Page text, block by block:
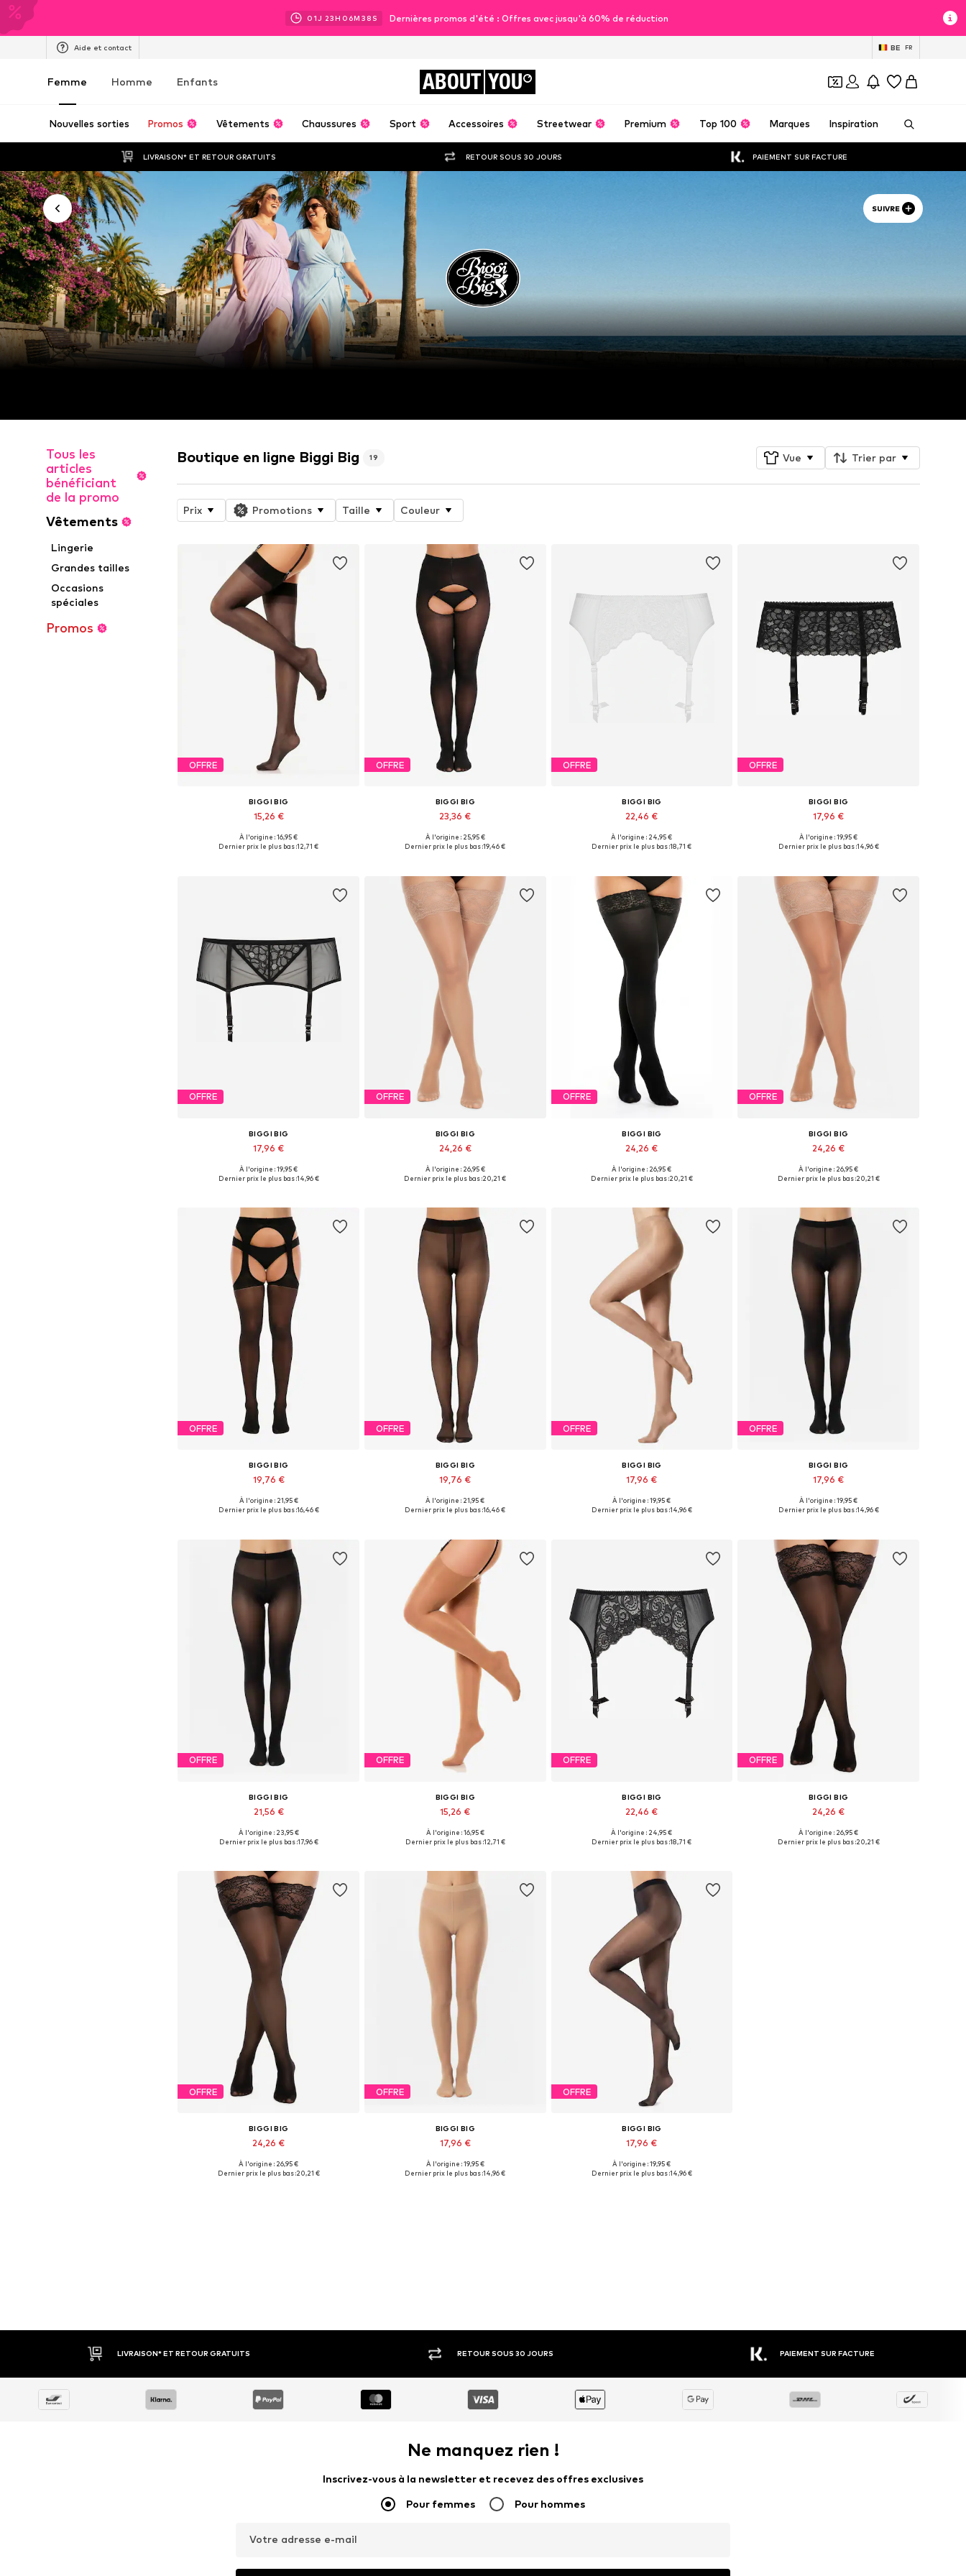
01J 23H 06M 36 S Dernières promos d'été : Offres avec jusqu'à 60% de réduction
Aide et contact BE FR
Femme Homme Enfants ABOUT YOU
Nouvelles sorties Promos Vêtements Chaussures Sport Accessoires Streetwear Premium Top 100 Marques Inspiration
LIVRAISON* ET RETOUR GRATUITS RETOUR SOUS 30 JOURS PAIEMENT SUR FACTURE
SUIVRE
Tous les
articles
bénéficiant
de la promo
Vêtements
Lingerie
Grandes tailles
Occasions
spéciales
Promos
Boutique en ligne Biggi Big 19 Vue Trier par
Prix Promotions Taille Couleur
OFFRE
BIGGI BIG
15,26 €
Disponible en plusieurs tailles
À l'origine : 16,95 €
Dernier prix le plus bas :12,71 €
OFFRE
BIGGI BIG
23,36 €
Disponible en plusieurs tailles
À l'origine : 25,95 €
Dernier prix le plus bas :19,46 €
OFFRE
BIGGI BIG
22,46 €
Disponible en plusieurs tailles
À l'origine : 24,95 €
Dernier prix le plus bas :18,71 €
OFFRE
BIGGI BIG
17,96 €
Disponible en plusieurs tailles
À l'origine : 19,95 €
Dernier prix le plus bas :14,96 €
OFFRE
BIGGI BIG
17,96 €
À l'origine : 19,95 €
Dernier prix le plus bas :14,96 €
OFFRE
BIGGI BIG
24,26 €
Disponible en plusieurs tailles
À l'origine : 26,95 €
Dernier prix le plus bas :20,21 €
OFFRE
BIGGI BIG
24,26 €
Disponible en plusieurs tailles
À l'origine : 26,95 €
Dernier prix le plus bas :20,21 €
OFFRE
BIGGI BIG
24,26 €
Disponible en plusieurs tailles
À l'origine : 26,95 €
Dernier prix le plus bas :20,21 €
OFFRE
BIGGI BIG
19,76 €
Tailles disponibles: XXL, XXL-XXXL
À l'origine : 21,95 €
Dernier prix le plus bas :16,46 €
OFFRE
BIGGI BIG
19,76 €
Disponible en plusieurs tailles
À l'origine : 21,95 €
Dernier prix le plus bas :16,46 €
OFFRE
BIGGI BIG
17,96 €
Disponible en plusieurs tailles
À l'origine : 19,95 €
Dernier prix le plus bas :14,96 €
OFFRE
BIGGI BIG
17,96 €
Disponible en plusieurs tailles
À l'origine : 19,95 €
Dernier prix le plus bas :14,96 €
OFFRE
BIGGI BIG
21,56 €
Disponible en plusieurs tailles
À l'origine : 23,95 €
Dernier prix le plus bas :17,96 €
OFFRE
BIGGI BIG
15,26 €
Disponible en plusieurs tailles
À l'origine : 16,95 €
Dernier prix le plus bas :12,71 €
OFFRE
BIGGI BIG
22,46 €
Disponible en plusieurs tailles
À l'origine : 24,95 €
Dernier prix le plus bas :18,71 €
OFFRE
BIGGI BIG
24,26 €
Disponible en plusieurs tailles
À l'origine : 26,95 €
Dernier prix le plus bas :20,21 €
OFFRE
BIGGI BIG
24,26 €
Disponible en plusieurs tailles
À l'origine : 26,95 €
Dernier prix le plus bas :20,21 €
OFFRE
BIGGI BIG
17,96 €
Disponible en plusieurs tailles
À l'origine : 19,95 €
Dernier prix le plus bas :14,96 €
OFFRE
BIGGI BIG
17,96 €
Disponible en plusieurs tailles
À l'origine : 19,95 €
Dernier prix le plus bas :14,96 €
LIVRAISON* ET RETOUR GRATUITS RETOUR SOUS 30 JOURS PAIEMENT SUR FACTURE
Ne manquez rien !
Inscrivez-vous à la newsletter et recevez des offres exclusives
Pour femmes Pour hommes
Votre adresse e-mail